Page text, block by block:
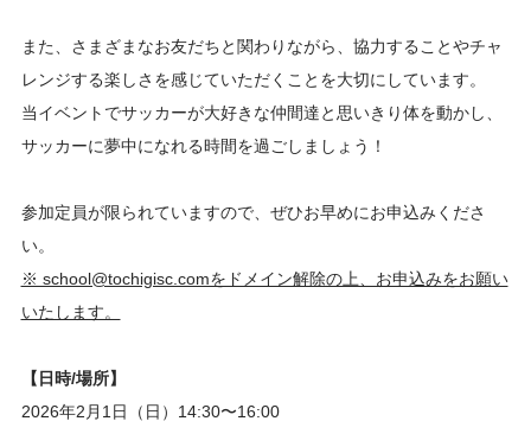
また、さまざまなお友だちと関わりながら、協力することやチャ
レンジする楽しさを感じていただくことを大切にしています。
当イベントでサッカーが大好きな仲間達と思いきり体を動かし、
サッカーに夢中になれる時間を過ごしましょう！
参加定員が限られていますので、ぜひお早めにお申込みくださ
い。
※ school@tochigisc.comをドメイン解除の上、お申込みをお願い
いたします。
【日時/場所】
2026年2月1日（日）14:30〜16:00